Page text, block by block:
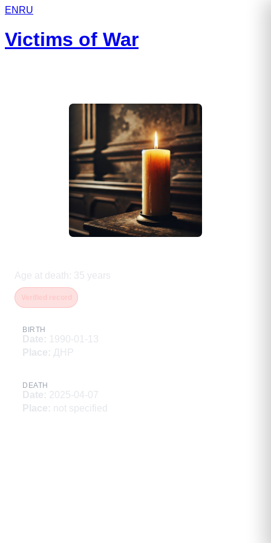
EN RU
Victims of War
Age at death : 35 years
BIRTH
Date: 1990-01-13
Place: ДНР
DEATH
Date: 2025-04-07
Place: not specified